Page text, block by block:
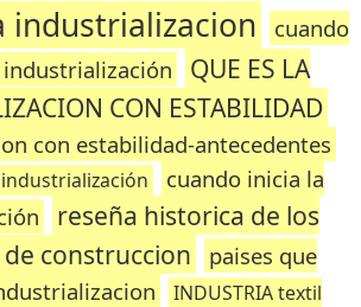
industrializacion
cuando
QUE ES LA
CON ESTABILIDAD
con estabilidad-antecedentes
cuando inicia la
reseña historica de los
construccion
paises que
INDUSTRIA textil